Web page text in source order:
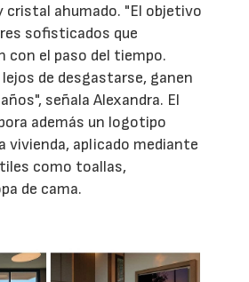
cristal ahumado. "El objetivo
sofisticados que
con el paso del tiempo.
de desgastarse, ganen
señala Alexandra. El
además un logotipo
vivienda, aplicado mediante
como toallas,
de cama.